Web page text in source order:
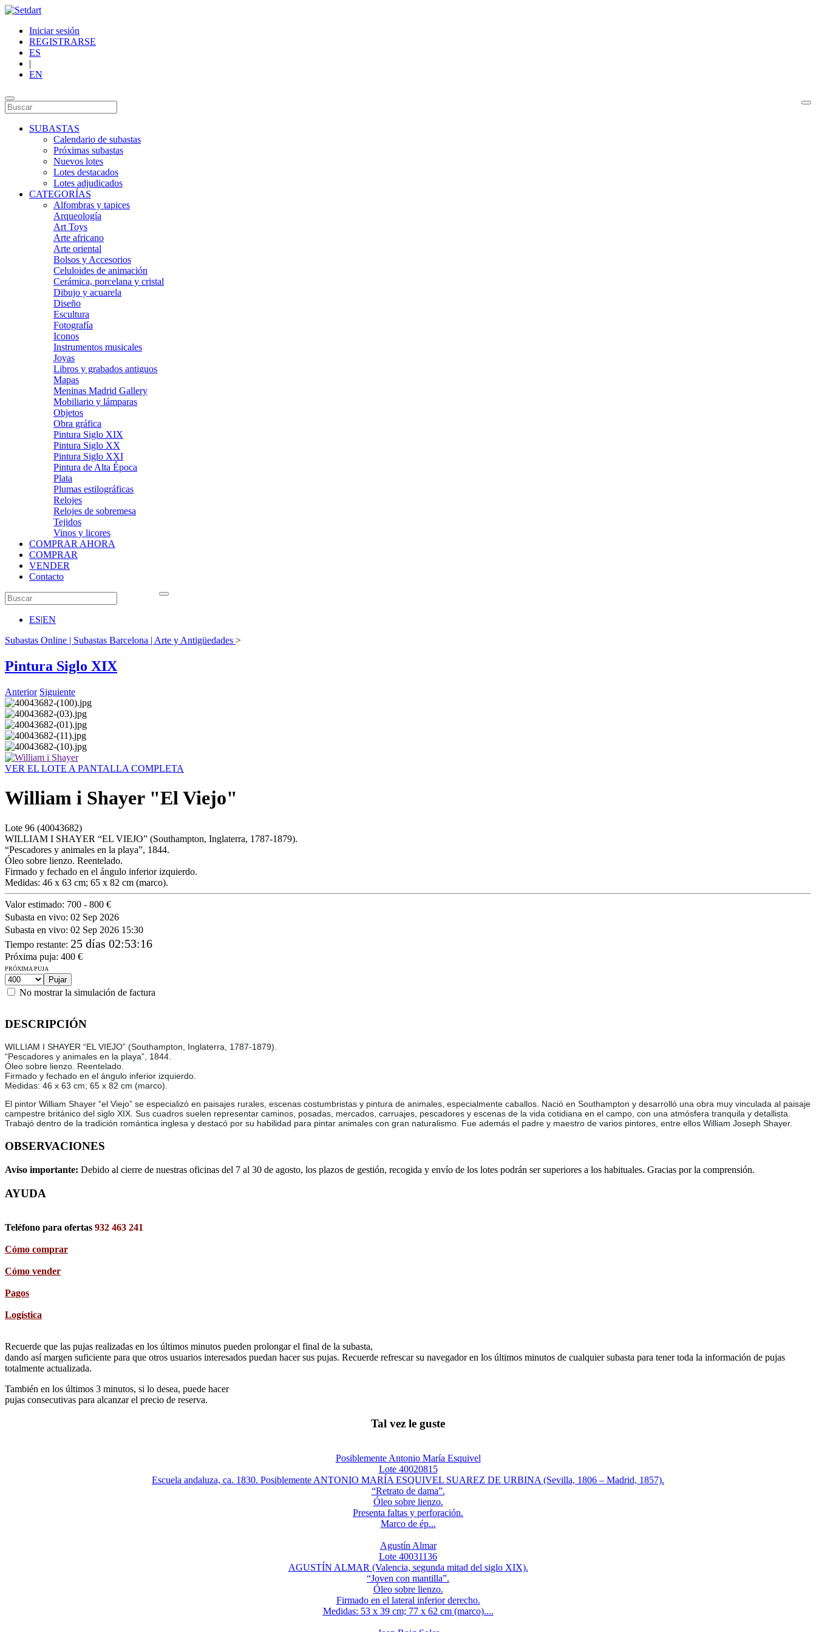
Iniciar sesión
REGISTRARSE
ES
|
EN
SUBASTAS
Calendario de subastas
Próximas subastas
Nuevos lotes
Lotes destacados
Lotes adjudicados
CATEGORÍAS
Alfombras y tapices
Arqueología
Art Toys
Arte africano
Arte oriental
Bolsos y Accesorios
Celuloides de animación
Cerámica, porcelana y cristal
Dibujo y acuarela
Diseño
Escultura
Fotografía
Iconos
Instrumentos musicales
Joyas
Libros y grabados antiguos
Mapas
Meninas Madrid Gallery
Mobiliario y lámparas
Objetos
Obra gráfica
Pintura Siglo XIX
Pintura Siglo XX
Pintura Siglo XXI
Pintura de Alta Época
Plata
Plumas estilográficas
Relojes
Relojes de sobremesa
Tejidos
Vinos y licores
COMPRAR AHORA
COMPRAR
VENDER
Contacto
ES|EN
Subastas Online | Subastas Barcelona | Arte y Antigüedades >
Pintura Siglo XIX
Anterior Siguiente
VER EL LOTE A PANTALLA COMPLETA
William i Shayer "El Viejo"
Lote 96 (40043682)
WILLIAM I SHAYER “EL VIEJO” (Southampton, Inglaterra, 1787-1879).
“Pescadores y animales en la playa”, 1844.
Óleo sobre lienzo. Reentelado.
Firmado y fechado en el ángulo inferior izquierdo.
Medidas: 46 x 63 cm; 65 x 82 cm (marco).
Valor estimado: 700 - 800 €
Subasta en vivo: 02 Sep 2026
Subasta en vivo: 02 Sep 2026 15:30
Tiempo restante: 25 días 02:53:16
Próxima puja: 400 €
PRÓXIMA PUJA
No mostrar la simulación de factura
DESCRIPCIÓN
WILLIAM I SHAYER “EL VIEJO” (Southampton, Inglaterra, 1787-1879).
“Pescadores y animales en la playa”, 1844.
Óleo sobre lienzo. Reentelado.
Firmado y fechado en el ángulo inferior izquierdo.
Medidas: 46 x 63 cm; 65 x 82 cm (marco).
El pintor William Shayer “el Viejo” se especializó en paisajes rurales, escenas costumbristas y pintura de animales, especialmente caballos. Nació en Southampton y desarrolló una obra muy vinculada al paisaje
campestre británico del siglo XIX. Sus cuadros suelen representar caminos, posadas, mercados, carruajes, pescadores y escenas de la vida cotidiana en el campo, con una atmósfera tranquila y detallista.
Trabajó dentro de la tradición romántica inglesa y destacó por su habilidad para pintar animales con gran naturalismo. Fue además el padre y maestro de varios pintores, entre ellos William Joseph Shayer.
OBSERVACIONES
Aviso importante: Debido al cierre de nuestras oficinas del 7 al 30 de agosto, los plazos de gestión, recogida y envío de los lotes podrán ser superiores a los habituales. Gracias por la comprensión.
AYUDA
Teléfono para ofertas 932 463 241
Cómo comprar
Cómo vender
Pagos
Logística
Recuerde que las pujas realizadas en los últimos minutos pueden prolongar el final de la subasta,
dando así margen suficiente para que otros usuarios interesados puedan hacer sus pujas. Recuerde refrescar su navegador en los últimos minutos de cualquier subasta para tener toda la información de pujas
totalmente actualizada.
También en los últimos 3 minutos, si lo desea, puede hacer
pujas consecutivas para alcanzar el precio de reserva.
Tal vez le guste
Posiblemente Antonio María Esquivel
Lote 40020815
Escuela andaluza, ca. 1830. Posiblemente ANTONIO MARÍA ESQUIVEL SUAREZ DE URBINA (Sevilla, 1806 – Madrid, 1857).
“Retrato de dama”.
Óleo sobre lienzo.
Presenta faltas y perforación.
Marco de ép...
Agustín Almar
Lote 40031136
AGUSTÍN ALMAR (Valencia, segunda mitad del siglo XIX).
“Joven con mantilla”.
Óleo sobre lienzo.
Firmado en el lateral inferior derecho.
Medidas: 53 x 39 cm; 77 x 62 cm (marco)....